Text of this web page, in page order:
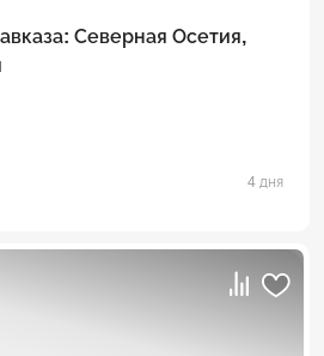
Северная Осетия,
4 дня